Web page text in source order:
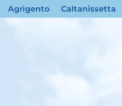
Agrigento Caltanissetta